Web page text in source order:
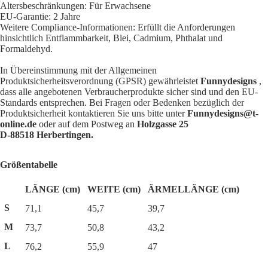
Altersbeschränkungen: Für Erwachsene
EU-Garantie: 2 Jahre
Weitere Compliance-Informationen: Erfüllt die Anforderungen
hinsichtlich Entflammbarkeit, Blei, Cadmium, Phthalat und
Formaldehyd.
In Übereinstimmung mit der Allgemeinen
Produktsicherheitsverordnung (GPSR) gewährleistet Funnydesigns ,
dass alle angebotenen Verbraucherprodukte sicher sind und den EU-
Standards entsprechen. Bei Fragen oder Bedenken bezüglich der
Produktsicherheit kontaktieren Sie uns bitte unterFunnydesigns@t-
online.de oder auf dem Postweg an Holzgasse 25
D-88518 Herbertingen.
Größentabelle
LÄNGE (cm) WEITE (cm)
ÄRMELLÄNGE (cm)
S
71,1 45,7
39,7
M
73,7 50,8
43,2
L
76,2 55,9 47